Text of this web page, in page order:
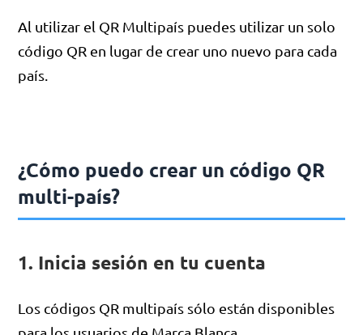
Al utilizar el QR Multipaís puedes utilizar un solo
código QR en lugar de crear uno nuevo para cada
país.
¿Cómo puedo crear un código QR
multi-país?
1. Inicia sesión en tu cuenta
Los códigos QR multipaís sólo están disponibles